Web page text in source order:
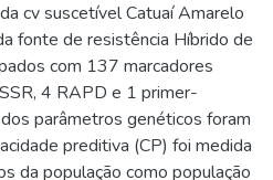
cv suscetível Catuaí Amarelo
fonte de resistência Híbrido de
com 137 marcadores
4 RAPD e 1 primer-
parâmetros genéticos foram
preditiva (CP) foi medida
da população como população